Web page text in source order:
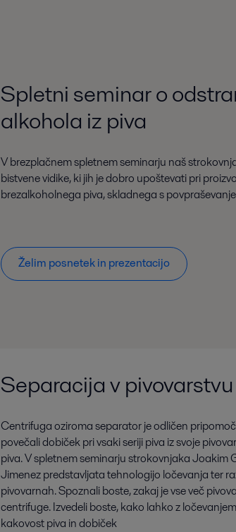
Spletni seminar o
alkohola iz piva
V brezplačnem spletnem seminarju naš
bistvene vidike, ki jih je dobro upoštevati pri
brezalkoholnega piva, skladnega s
Želim posnetek in prezentacijo
Separacija v pivovarstvu
Centrifuga oziroma separator je odličen
povečali dobiček pri vsaki seriji piva iz svoje
piva. V spletnem seminarju strokovnjaka Joakim
Jimenez predstavljata tehnologijo ločevanja ter
pivovarnah. Spoznali boste, zakaj je vse več
centrifuge. Izvedeli boste, kako lahko z
kakovost piva in dobiček